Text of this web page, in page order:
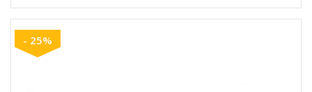
- 25%